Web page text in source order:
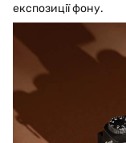
експозиції фону.